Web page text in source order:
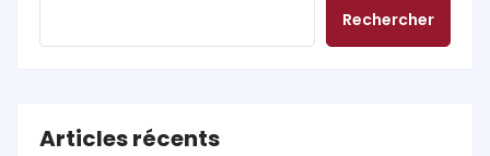
Rechercher
Articles récents